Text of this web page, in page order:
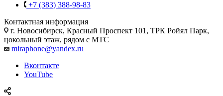
+7 (383) 388-98-83
Контактная информация
г. Новосибирск, Красный Проспект 101, ТРК Ройял Парк,
цокольный этаж, рядом с МТС
miraphone@yandex.ru
Вконтакте
YouTube